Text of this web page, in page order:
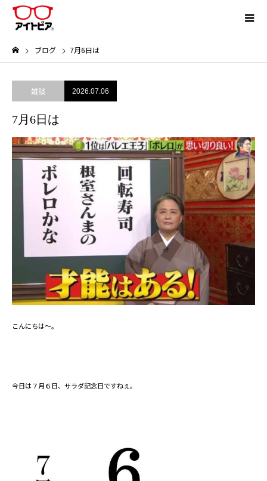
ブログ 7月6日は
雑談 2026.07.06
7月6日は
こんにちは～。
今日は７月６日、サラダ記念日ですねぇ。